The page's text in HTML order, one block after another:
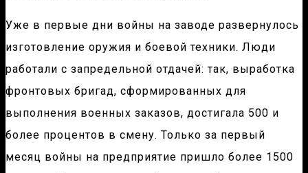
Уже в первые дни войны на заводе развернулось
изготовление оружия и боевой техники. Люди
работали с запредельной отдачей: так, выработка
фронтовых бригад, сформированных для
выполнения военных заказов, достигала 500 и
более процентов в смену. Только за первый
месяц войны на предприятие пришло более 1500